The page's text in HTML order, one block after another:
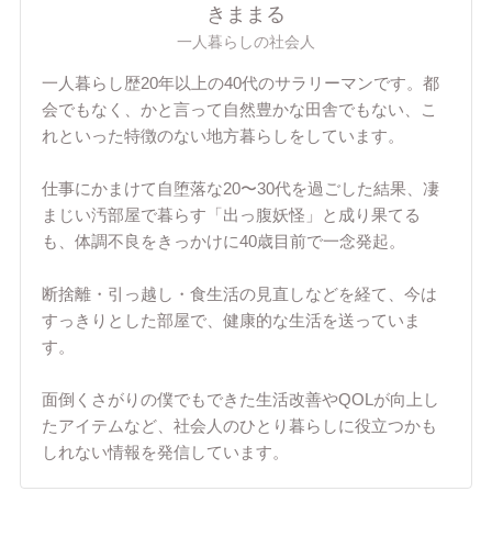
きままる
一人暮らしの社会人
一人暮らし歴20年以上の40代のサラリーマンです。都
会でもなく、かと言って自然豊かな田舎でもない、こ
れといった特徴のない地方暮らしをしています。
仕事にかまけて自堕落な20〜30代を過ごした結果、凄
まじい汚部屋で暮らす「出っ腹妖怪」と成り果てる
も、体調不良をきっかけに40歳目前で一念発起。
断捨離・引っ越し・食生活の見直しなどを経て、今は
すっきりとした部屋で、健康的な生活を送っていま
す。
面倒くさがりの僕でもできた生活改善やQOLが向上し
たアイテムなど、社会人のひとり暮らしに役立つかも
しれない情報を発信しています。